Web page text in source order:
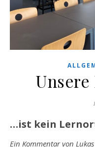
…ist kein
Ein Kommentar von